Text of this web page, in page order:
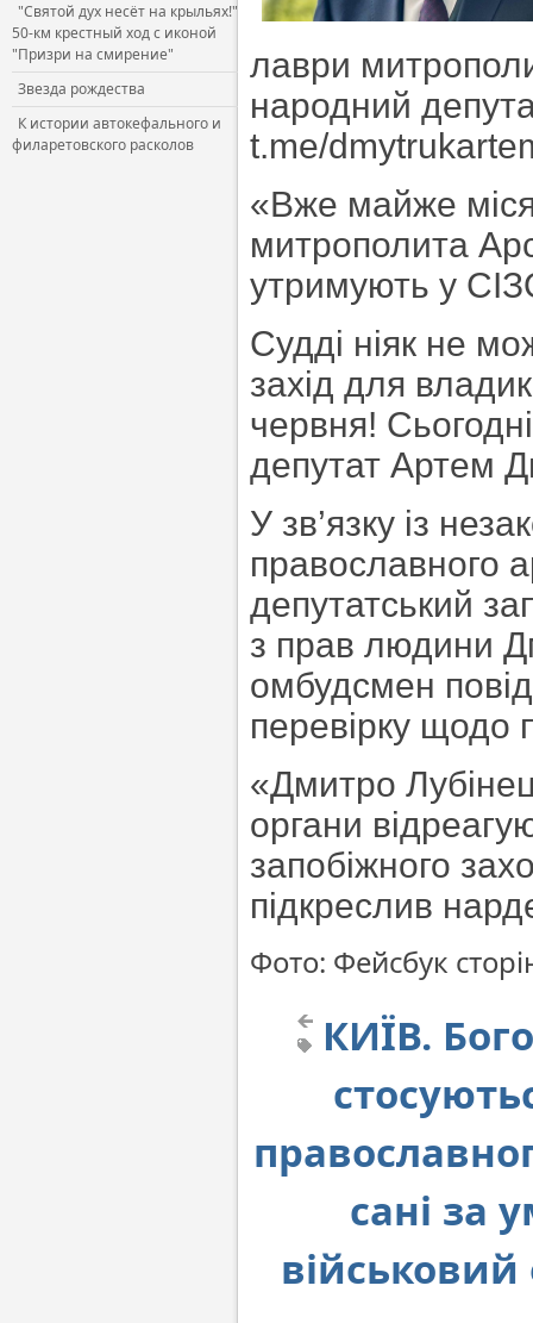
"Святой дух несёт на крыльях!"
50-км крестный ход с иконой
"Призри на смирение"
Звезда рождества
К истории автокефального и
филаретовского расколов
лаври
народний
t.me/
«Вже майже
митрополита
утримують у
Судді ніяк не
захід для
червня!
депутат Артем
У зв’язку із
православного
депутатський
з прав людини
омбудсмен
перевірку щодо
«Дмитро
органи
запобіжного
підкреслив
Фото: Фейсбук
КИЇВ.
сані за
військовий